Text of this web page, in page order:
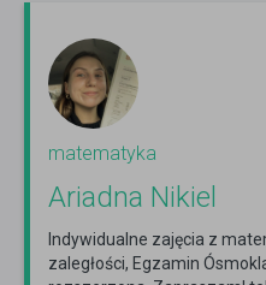
matematyka
Ariadna Nikiel
Indywidualne zajęcia z
zaległości, Egzamin